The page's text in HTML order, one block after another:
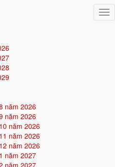
năm 2026
năm 2026
năm 2026
năm 2026
năm 2026
năm 2027
năm 2027
Tuất Ốc Thượng Thổ -
Thổ
Tuất(con Chó), nạp âm
2026 21 tuổi mụ